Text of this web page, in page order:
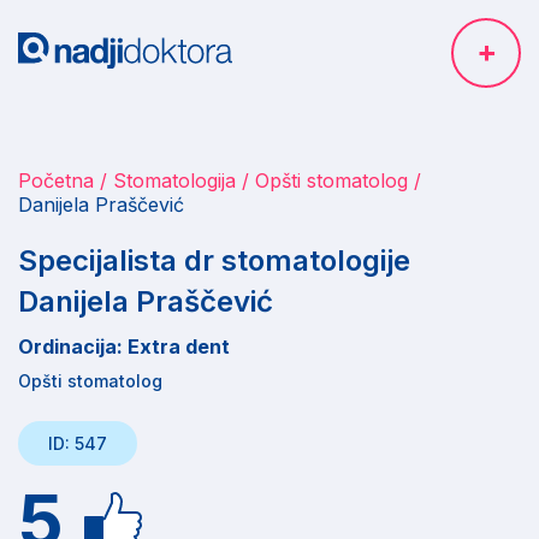
Početna Stomatologija
Opšti stomatolog
Danijela Praščević
Specijalista dr stomatologije
Danijela Praščević
Ordinacija: Extra dent
Opšti stomatolog
ID: 547
5